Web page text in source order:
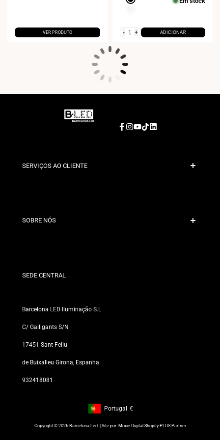
VER PRODUTO - + ADICIONAR
Facebook
Instagram
YouTube
TikTokLinkedIn
SERVIÇOS AO CLIENTE
Contacto
SOBRE NÓS
Nossas Lojas
SEDE CENTRAL
Barcelona LED Iluminação S.L
C/ Galligants S/N
17451 Sant Feliu
de Buixalleu Girona, Espanha
932418081
Footer: Portugal, €
Portugal €
Copyright © 2026 Barcelona Led | Site por Moxie Digital Shopify PLUS Partner